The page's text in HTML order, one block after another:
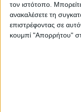
τον ιστότοπο.
ανακαλέσετε τη
επιστρέφοντας σε
κουμπί "Απορρήτου"